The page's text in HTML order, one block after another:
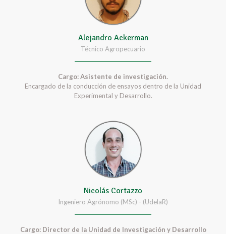
Alejandro Ackerman
Técnico Agropecuario
Cargo: Asistente de investigación.
Encargado de la conducción de ensayos dentro de la Unidad
Experimental y Desarrollo.
Nicolás Cortazzo
Ingeniero Agrónomo (MSc) - (UdelaR)
Cargo: Director de la Unidad de Investigación y Desarrollo